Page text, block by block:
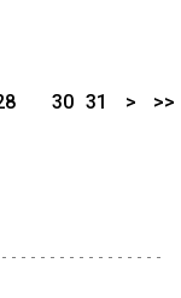
30 31 > >>